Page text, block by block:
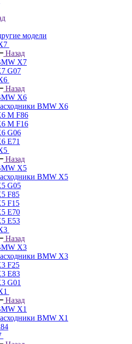
модели
Назад
X7
G07
Назад
X6
BMW X6
M F86
M F16
G06
E71
Назад
X5
BMW X5
G05
F85
F15
E70
E53
Назад
X3
BMW X3
F25
E83
G01
Назад
X1
BMW X1